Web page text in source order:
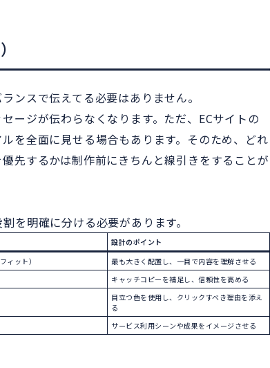
ンスで伝えてる必要はありません。
ージが伝わらなくなります。ただ、ECサイトの
を全面に見せる場合もあります。そのため、どれ
先するかは制作前にきちんと線引きをすることが
を明確に分ける必要があります。
設計のポイント
ィット）
最も大きく配置し、一目で内容を理解させる
キャッチコピーを補足し、信頼性を高める
目立つ色を使用し、クリックすべき理由を添え
る
サービス利用シーンや成果をイメージさせる